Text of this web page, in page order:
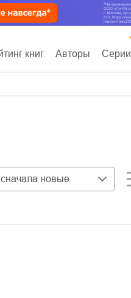
книг Авторы Серии
сначала новые